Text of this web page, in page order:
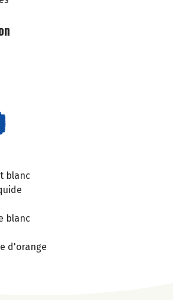
blanc
blanc
d'orange